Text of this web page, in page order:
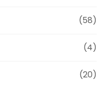
(58)
(4)
(20)